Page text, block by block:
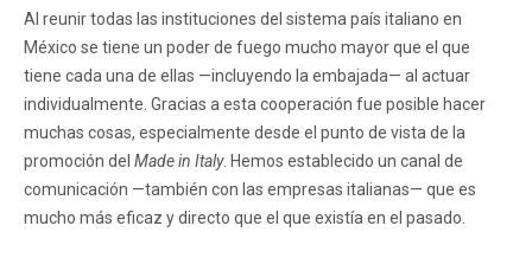
Al reunir todas las instituciones del sistema país italiano en
México se tiene un poder de fuego mucho mayor que el que
tiene cada una de ellas —incluyendo la embajada— al actuar
individualmente. Gracias a esta cooperación fue posible hacer
muchas cosas, especialmente desde el punto de vista de la
promoción del Made in Italy. Hemos establecido un canal de
comunicación —también con las empresas italianas— que es
mucho más eficaz y directo que el que existía en el pasado.